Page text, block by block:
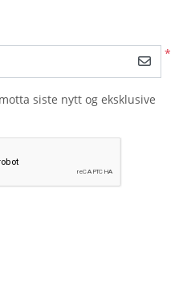
*
siste nytt og eksklusive